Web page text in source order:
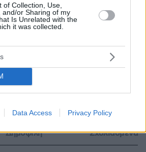
of Collection, Use,
and/or Sharing of my
Is Unrelated with the
it was collected.
Data Access Privacy Policy
Δημοφιλή Σχολιασμένα